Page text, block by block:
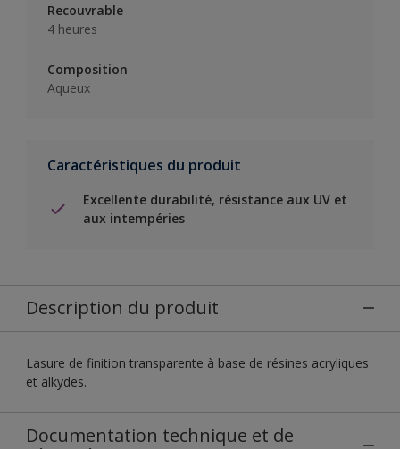
Recouvrable
4 heures
Composition
Aqueux
Caractéristiques du produit
Excellente durabilité, résistance aux UV et
aux intempéries
Description du produit
Lasure de finition transparente à base de résines acryliques
et alkydes.
Documentation technique et de